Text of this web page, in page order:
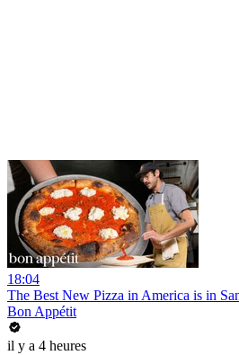
18:04
The Best New Pizza in America is in
Bon Appétit
il y a 4 heures